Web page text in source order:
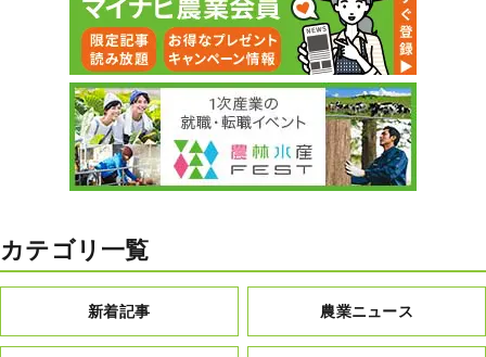
カテゴリ一覧
新着記事 農業ニュース